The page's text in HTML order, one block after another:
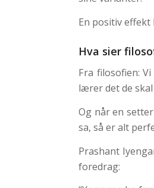
En positiv
Hva sier
Fra filosofien:
lærer det de
Og når en
sa, så er alt
Prashant
foredrag: